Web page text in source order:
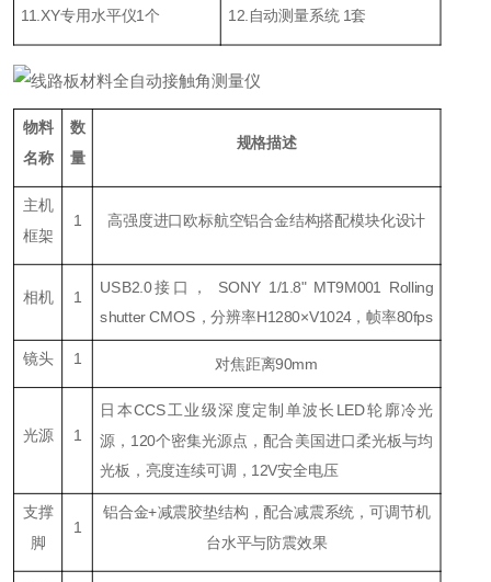
11.XY专用水平仪1个 12. 自动测量系统 1套
物料
名称
数
量
规格描述
主机
框架
1 高强度进口欧标航空铝合金结构搭配模块化设计
相机 1
USB2.0接口， SONY 1/1.8" MT9M001 Rolling
shutter CMOS ，分辨率H1280×V1024，帧率80fps
镜头 1 对焦距离90mm
光源 1
日本CCS工业级深度定制单波长LED轮廓冷光
源，120个密集光源点，配合美国进口柔光板与均
光板，亮度连续可调， 12V安全电压
支撑
脚
1
铝合金+减震胶垫结构，配合减震系统，可调节机
台水平与防震效果